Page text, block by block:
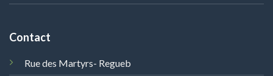
Contact
Rue des Martyrs- Regueb